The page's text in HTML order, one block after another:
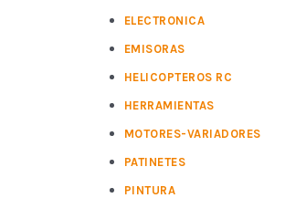
ELECTRONICA
EMISORAS
HELICOPTEROS RC
HERRAMIENTAS
MOTORES-VARIADORES
PATINETES
PINTURA